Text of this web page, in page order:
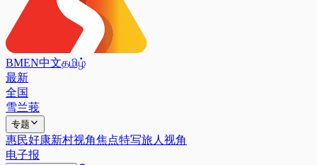
BMEN中文தமிழ்
最新
全国
雪兰莪
专题
惠民好康新村视角焦点特写旅人视角
电子报